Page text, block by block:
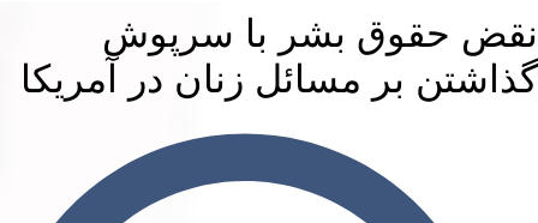
حقوق بشر با سرپوش
بر مسائل زنان در آمریکا